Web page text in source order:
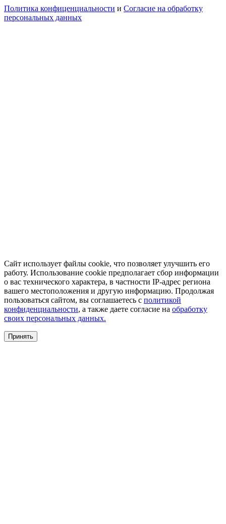
Политика конфиценциальности и Согласие на обработку
персональных данных
Сайт использует файлы cookie, что позволяет улучшить его
работу. Использование cookie предполагает сбор информации
о вас технического характера, в частности IP-адрес региона
вашего местоположения и другую информацию. Продолжая
пользоваться сайтом, вы соглашаетесь с политикой
конфиденциальности, а также даете согласие на обработку
своих персональных данных.
Принять